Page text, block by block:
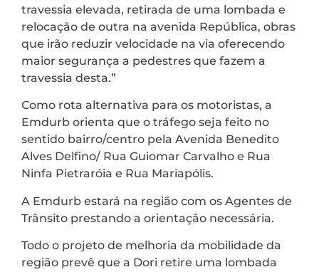
travessia elevada, retirada de uma lombada e
relocação de outra na avenida República, obras
que irão reduzir velocidade na via oferecendo
maior segurança a pedestres que fazem a
travessia desta.”
Como rota alternativa para os motoristas, a
Emdurb orienta que o tráfego seja feito no
sentido bairro/centro pela Avenida Benedito
Alves Delfino/ Rua Guiomar Carvalho e Rua
Ninfa Pietraróia e Rua Mariapólis.
A Emdurb estará na região com os Agentes de
Trânsito prestando a orientação necessária.
Todo o projeto de melhoria da mobilidade da
região prevê que a Dori retire uma lombada